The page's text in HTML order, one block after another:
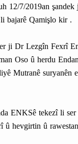
12/7/2019an
bajarê Qamişlo kir .
ji Dr Lezgîn Fexrî
Oso û herdu
Mutranê
ENKSê tekezî li
û hevgirtin û